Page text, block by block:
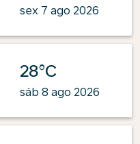
sex 7 ago 2026
28°C
sáb 8 ago 2026